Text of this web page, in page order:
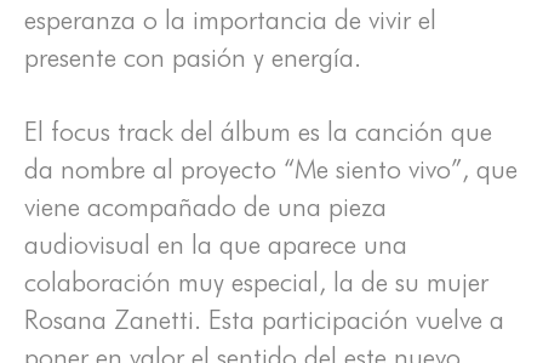
esperanza o la importancia de vivir el
presente con pasión y energía.
El focus track del álbum es la canción que
da nombre al proyecto “Me siento vivo”, que
viene acompañado de una pieza
audiovisual en la que aparece una
colaboración muy especial, la de su mujer
Rosana Zanetti. Esta participación vuelve a